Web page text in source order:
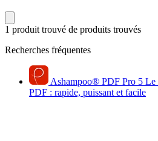
1 produit trouvé de produits trouvés
Recherches fréquentes
Ashampoo® PDF Pro 5 Le
PDF : rapide, puissant et facile